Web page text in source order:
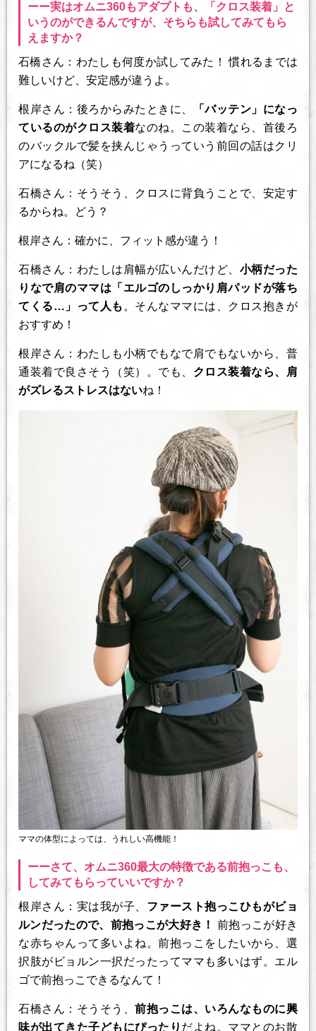
ーー実はオムニ360もアダプトも、「クロス装着」と
いうのができるんですが、そちらも試してみてもら
えますか？
石橋さん：わたしも何度か試してみた！ 慣れるまでは
難しいけど、安定感が違うよ。
根岸さん：後ろからみたときに、
「バッテン」になっ
ているのがクロス装着なのね。この装着なら、首後ろ
のバックルで髪を挟んじゃうっていう前回の話はクリ
アになるね（笑）
石橋さん：そうそう、クロスに背負うことで、安定す
るからね。どう？
根岸さん：確かに、フィット感が違う！
石橋さん：わたしは肩幅が広いんだけど、 小柄だった
りなで肩のママは「エルゴのしっかり肩パッドが落ち
てくる…」って人も 。そんなママには、クロス抱きが
おすすめ！
根岸さん：わたしも小柄でもなで肩でもないから、普
通装着で良さそう（笑）。でも、 クロス装着なら、肩
がズレるストレスはないね！
ママの体型によっては、うれしい高機能！
ーーさて、オムニ360最大の特徴である前抱っこも、
してみてもらっていいですか？
根岸さん：実は我が子、 ファースト抱っこひもがビョ
ルンだったので、前抱っこが大好き！
前抱っこが好き
な赤ちゃんって多いよね。前抱っこをしたいから、選
択肢がビョルン一択だったってママも多いはず。エル
ゴで前抱っこできるなんて！
石橋さん：そうそう、前抱っこは、いろんなものに興
味が出てきた子どもにぴったり だよね。ママとのお散